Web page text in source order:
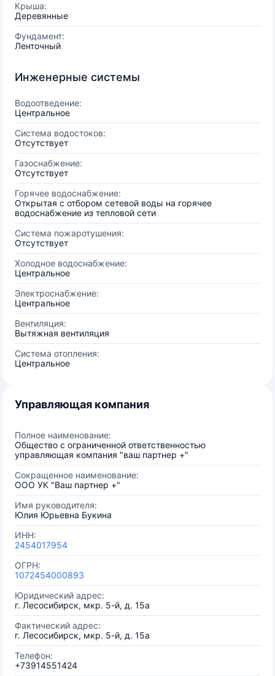
Крыша:
Деревянные
Фундамент:
Ленточный
Инженерные системы
Водоотведение:
Центральное
Система водостоков:
Отсутствует
Газоснабжение:
Отсутствует
Горячее водоснабжение:
Открытая с отбором сетевой воды на горячее
водоснабжение из тепловой сети
Система пожаротушения:
Отсутствует
Холодное водоснабжение:
Центральное
Электроснабжение:
Центральное
Вентиляция:
Вытяжная вентиляция
Система отопления:
Центральное
Управляющая компания
Полное наименование:
Общество с ограниченной ответственностью
управляющая компания "ваш партнер +"
Сокращенное наименование:
ООО УК "Ваш партнер +"
Имя руководителя:
Юлия Юрьевна Букина
ИНН:
2454017954
ОГРН:
1072454000893
Юридический адрес:
г. Лесосибирск, мкр. 5-й, д. 15а
Фактический адрес:
г. Лесосибирск, мкр. 5-й, д. 15а
Телефон:
+73914551424